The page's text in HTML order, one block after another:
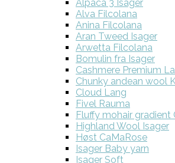
Alpaca 3 Isager
Alva Filcolana
Anina Filcolana
Aran Tweed Isager
Arwetta Filcolana
Bomulin fra Isager
Cashmere Premium
Chunky andean wool
Cloud Lang
Fivel Rauma
Fluffy mohair gradient
Highland Wool Isager
Høst CaMaRose
Isager Baby yarn
Isager Soft